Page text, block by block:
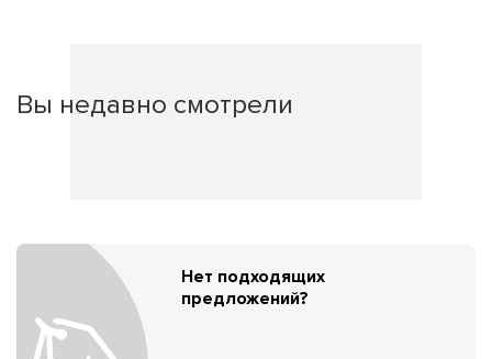
Вы недавно смотрели
Нет подходящих
предложений?